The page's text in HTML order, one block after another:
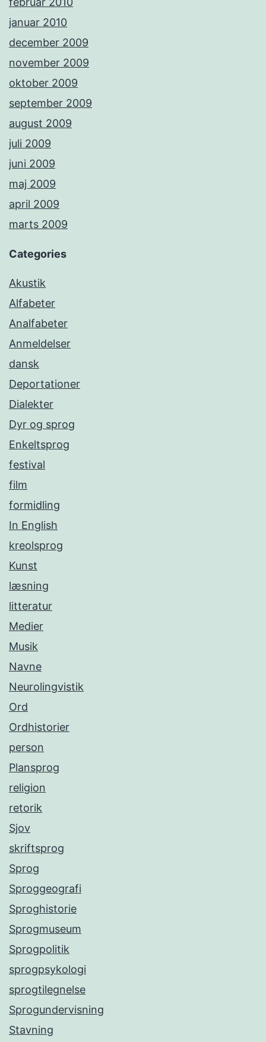
januar 2010
december 2009
november 2009
oktober 2009
september 2009
august 2009
juli 2009
juni 2009
maj 2009
april 2009
marts 2009
Categories
Akustik
Alfabeter
Analfabeter
Anmeldelser
dansk
Deportationer
Dialekter
Dyr og sprog
Enkeltsprog
festival
film
formidling
In English
kreolsprog
Kunst
læsning
litteratur
Medier
Musik
Navne
Neurolingvistik
Ord
Ordhistorier
person
Plansprog
religion
retorik
Sjov
skriftsprog
Sprog
Sproggeografi
Sproghistorie
Sprogmuseum
Sprogpolitik
sprogpsykologi
sprogtilegnelse
Sprogundervisning
Stavning